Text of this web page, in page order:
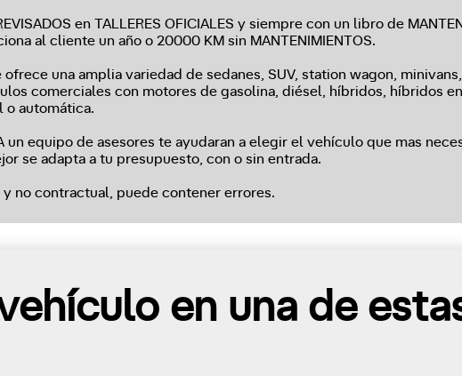
en TALLERES OFICIALES y siempre con un libro de
al cliente un año o 20000 KM sin MANTENIMIENTOS.
ofrece una amplia variedad de sedanes, SUV, station wagon,
comerciales con motores de gasolina, diésel, híbridos, híbridos
o automática.
un equipo de asesores te ayudaran a elegir el vehículo que mas
se adapta a tu presupuesto, con o sin entrada.
no contractual, puede contener errores.
en una de